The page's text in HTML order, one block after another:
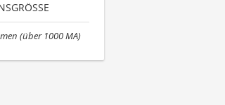
(über 1000 MA)